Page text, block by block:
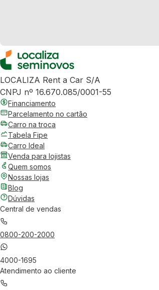
LOCALIZA Rent a Car S/A
CNPJ nº 16.670.085/0001-55
Financiamento
Parcelamento no cartão
Carro na troca
Tabela Fipe
Carro Ideal
Venda para lojistas
Quem somos
Nossas lojas
Blog
Dúvidas
Central de vendas
0800-200-2000
4000-1695
Atendimento ao cliente